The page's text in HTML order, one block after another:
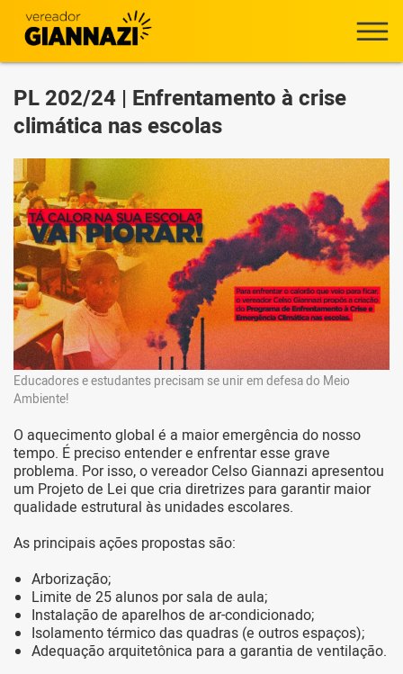
PL 202/24 | Enfrentamento à crise
climática nas escolas
Educadores e estudantes precisam se unir em defesa do Meio
Ambiente!
O aquecimento global é a maior emergência do nosso
tempo. É preciso entender e enfrentar esse grave
problema. Por isso, o vereador Celso Giannazi apresentou
um Projeto de Lei que cria diretrizes para garantir maior
qualidade estrutural às unidades escolares.
As principais ações propostas são:
Arborização;
Limite de 25 alunos por sala de aula;
Instalação de aparelhos de ar-condicionado;
Isolamento térmico das quadras (e outros espaços);
Adequação arquitetônica para a garantia de ventilação.